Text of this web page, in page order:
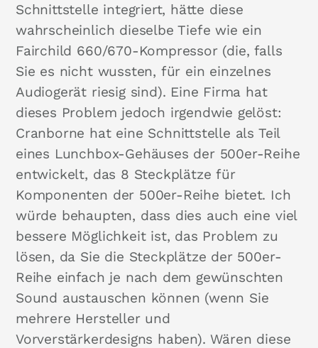
Schnittstelle integriert, hätte diese
wahrscheinlich dieselbe Tiefe wie ein
Fairchild 660/670-Kompressor (die, falls
Sie es nicht wussten, für ein einzelnes
Audiogerät riesig sind). Eine Firma hat
dieses Problem jedoch irgendwie gelöst:
Cranborne hat eine Schnittstelle als Teil
eines Lunchbox-Gehäuses der 500er-Reihe
entwickelt, das 8 Steckplätze für
Komponenten der 500er-Reihe bietet. Ich
würde behaupten, dass dies auch eine viel
bessere Möglichkeit ist, das Problem zu
lösen, da Sie die Steckplätze der 500er-
Reihe einfach je nach dem gewünschten
Sound austauschen können (wenn Sie
mehrere Hersteller und
Vorverstärkerdesigns haben). Wären diese